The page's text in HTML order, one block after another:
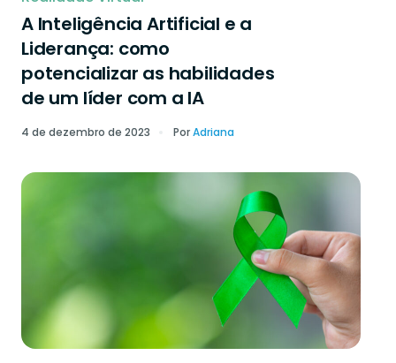
A Inteligência Artificial e a
Liderança: como
potencializar as habilidades
de um líder com a IA
4 de dezembro de 2023 PorAdriana